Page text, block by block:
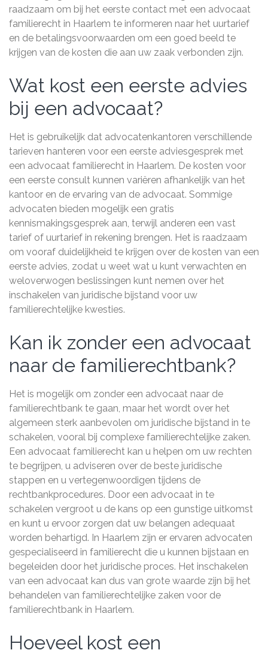
raadzaam om bij het eerste contact met een advocaat
familierecht in Haarlem te informeren naar het uurtarief
en de betalingsvoorwaarden om een goed beeld te
krijgen van de kosten die aan uw zaak verbonden zijn.
Wat kost een eerste advies
bij een advocaat?
Het is gebruikelijk dat advocatenkantoren verschillende
tarieven hanteren voor een eerste adviesgesprek met
een advocaat familierecht in Haarlem. De kosten voor
een eerste consult kunnen variëren afhankelijk van het
kantoor en de ervaring van de advocaat. Sommige
advocaten bieden mogelijk een gratis
kennismakingsgesprek aan, terwijl anderen een vast
tarief of uurtarief in rekening brengen. Het is raadzaam
om vooraf duidelijkheid te krijgen over de kosten van een
eerste advies, zodat u weet wat u kunt verwachten en
weloverwogen beslissingen kunt nemen over het
inschakelen van juridische bijstand voor uw
familierechtelijke kwesties.
Kan ik zonder een advocaat
naar de familierechtbank?
Het is mogelijk om zonder een advocaat naar de
familierechtbank te gaan, maar het wordt over het
algemeen sterk aanbevolen om juridische bijstand in te
schakelen, vooral bij complexe familierechtelijke zaken.
Een advocaat familierecht kan u helpen om uw rechten
te begrijpen, u adviseren over de beste juridische
stappen en u vertegenwoordigen tijdens de
rechtbankprocedures. Door een advocaat in te
schakelen vergroot u de kans op een gunstige uitkomst
en kunt u ervoor zorgen dat uw belangen adequaat
worden behartigd. In Haarlem zijn er ervaren advocaten
gespecialiseerd in familierecht die u kunnen bijstaan en
begeleiden door het juridische proces. Het inschakelen
van een advocaat kan dus van grote waarde zijn bij het
behandelen van familierechtelijke zaken voor de
familierechtbank in Haarlem.
Hoeveel kost een